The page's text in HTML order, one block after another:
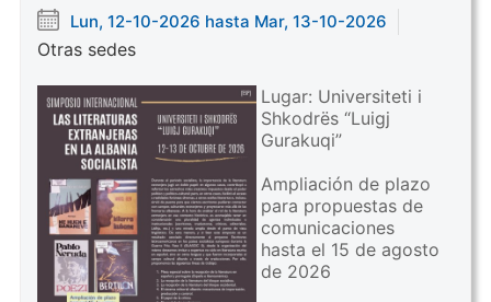
Lun, 12-10-2026 hasta Mar, 13-10-2026
Otras sedes
Lugar: Universiteti i
Shkodrës “Luigj
Gurakuqi”
Ampliación de plazo
para propuestas de
comunicaciones
hasta el 15 de agosto
de 2026